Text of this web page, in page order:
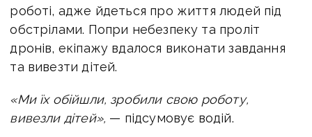
роботі, адже йдеться про життя людей під
обстрілами. Попри небезпеку та проліт
дронів, екіпажу вдалося виконати завдання
та вивезти дітей.
«Ми їх обійшли, зробили свою роботу,
вивезли дітей», — підсумовує водій.